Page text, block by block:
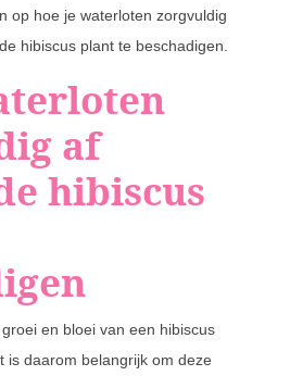
op hoe je waterloten zorgvuldig
hibiscus plant te beschadigen.
af
hibiscus
en bloei van een hibiscus
is daarom belangrijk om deze